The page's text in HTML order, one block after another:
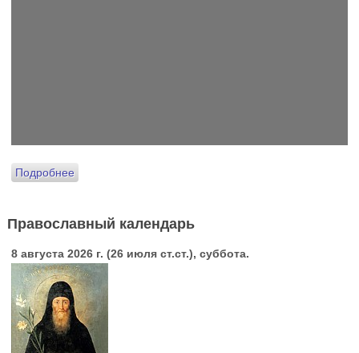
Подробнее
Православный календарь
8 августа 2026 г. (26 июля ст.ст.), суббота.